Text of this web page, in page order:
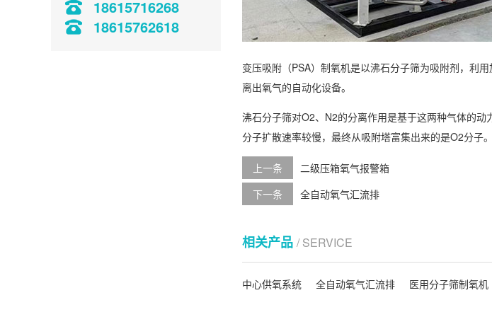
18615716268
18615762618
变压吸附（PSA）制氧机是以沸石分子筛为吸附剂，利
离出氧气的自动化设备。
沸石分子筛对O2、N2的分离作用是基于这两种气体的
分子扩散速率较慢，最终从吸附塔富集出来的是O2分子。
上一条
二级压箱氧气报警箱
下一条
全自动氧气汇流排
相关产品 / SERVICE
中心供氧系统 全自动氧气汇流排 医用分子筛制氧机